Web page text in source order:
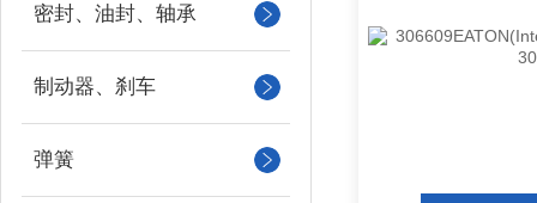
密封、油封、轴承
制动器、刹车
弹簧